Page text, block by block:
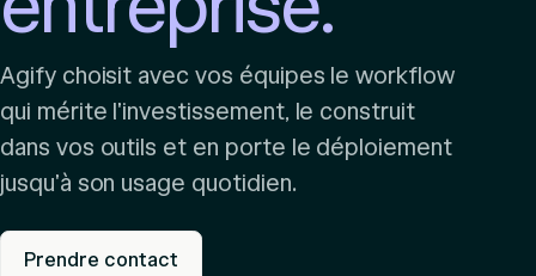
Agify choisit avec vos équipes le workflow
qui mérite l'investissement, le construit
dans vos outils et en porte le déploiement
jusqu'à son usage quotidien.
Prendre contact